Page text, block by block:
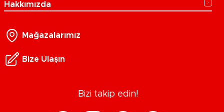
Hakkımızda
Mağazalarımız
Bize Ulaşın
Bizi takip edin!